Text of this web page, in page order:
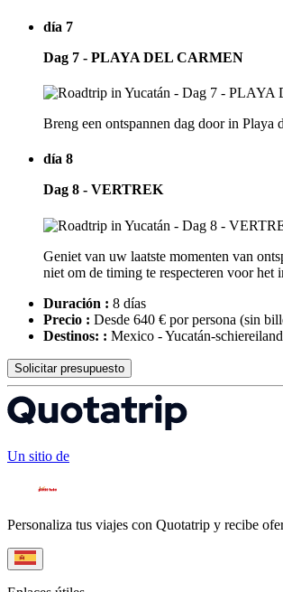
día 7
Dag 7 - PLAYA DEL CARMEN
Breng een ontspannen dag door in
día 8
Dag 8 - VERTREK
Geniet van uw laatste momenten van
niet om de timing te respecteren voor het
Duración : 8 días
Precio : Desde 640 € por persona (sin
Destinos: : Mexico - Yucatán-schiereiland
Solicitar presupuesto
Un sitio de
Personaliza tus viajes con Quotatrip y recibe